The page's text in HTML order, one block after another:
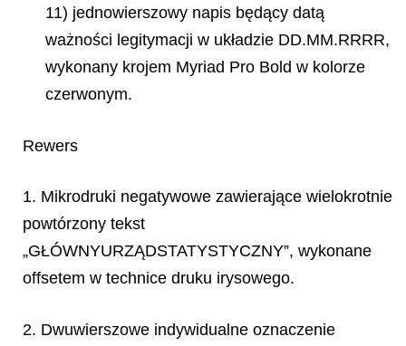
11) jednowierszowy napis będący datą
ważności legitymacji w układzie DD.MM.RRRR,
wykonany krojem Myriad Pro Bold w kolorze
czerwonym.
Rewers
1. Mikrodruki negatywowe zawierające wielokrotnie
powtórzony tekst
„GŁÓWNYURZĄDSTATYSTYCZNY”, wykonane
offsetem w technice druku irysowego.
2. Dwuwierszowe indywidualne oznaczenie